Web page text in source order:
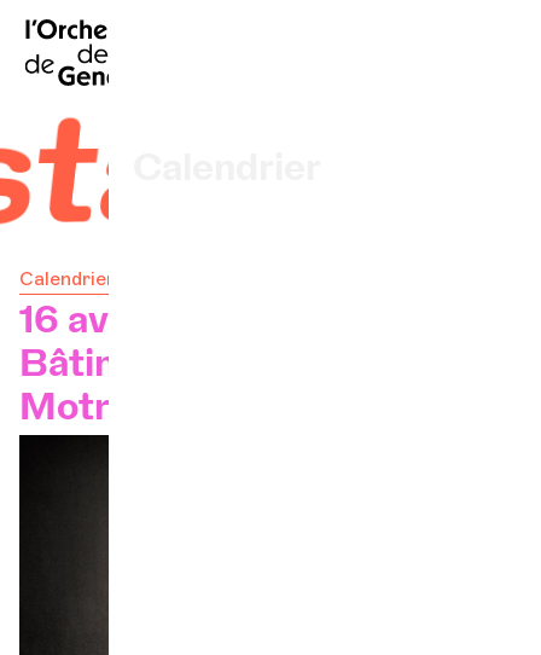
Calendrier
16 avr. 2024 — 20h
Bâtiment des Forces
Motrices